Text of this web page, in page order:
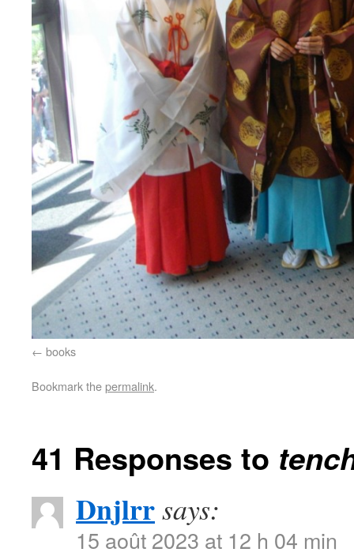
books
Bookmark thepermalink.
41 Responses to
Dnjlrrsays:
15 août 2023 at 12 h 04 min